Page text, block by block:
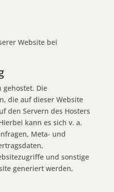
Website bei
gehostet. Die
die auf dieser Website
den Servern des Hosters
kann es sich v. a.
Meta- und
und sonstige
generiert werden,